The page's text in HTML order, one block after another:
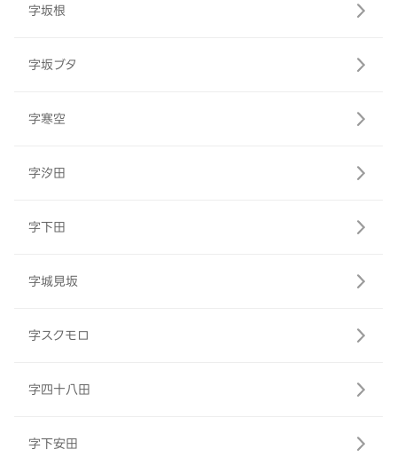
字坂根
字坂ブタ
字寒空
字汐田
字下田
字城見坂
字スクモロ
字四十八田
字下安田